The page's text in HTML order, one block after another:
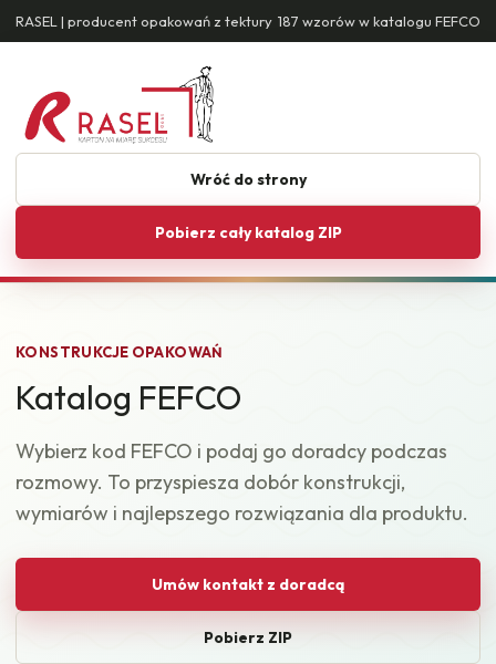
RASEL | producent opakowań z tektury 187 wzorów w katalogu FEFCO
Wróć do strony
Pobierz cały katalog ZIP
KONSTRUKCJE OPAKOWAŃ
Katalog FEFCO
Wybierz kod FEFCO i podaj go doradcy podczas
rozmowy. To przyspiesza dobór konstrukcji,
wymiarów i najlepszego rozwiązania dla produktu.
Umów kontakt z doradcą
Pobierz ZIP